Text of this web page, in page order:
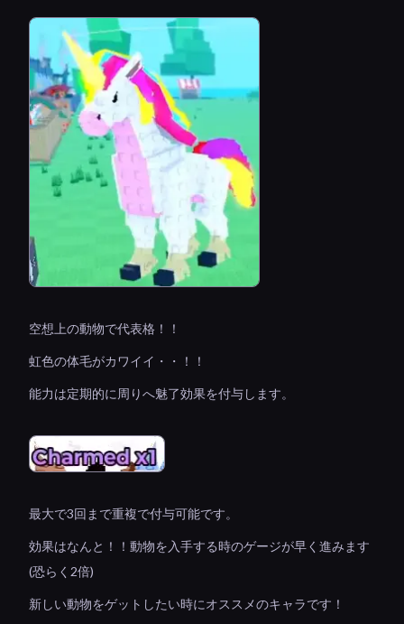
空想上の動物で代表格！！
虹色の体毛がカワイイ・・！！
能力は定期的に周りへ魅了効果を付与します。
最大で3回まで重複で付与可能です。
効果はなんと！！動物を入手する時のゲージが早く進みます
(恐らく2倍)
新しい動物をゲットしたい時にオススメのキャラです！